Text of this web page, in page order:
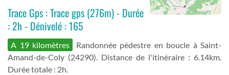
Trace Gps : Trace gps (276m) - Durée
: 2h - Dénivelé : 165
A 19 kilomètres
Randonnée pédestre en boucle à Saint-
Amand-de-Coly (24290). Distance de l'itinéraire : 6.14km.
Durée totale : 2h.